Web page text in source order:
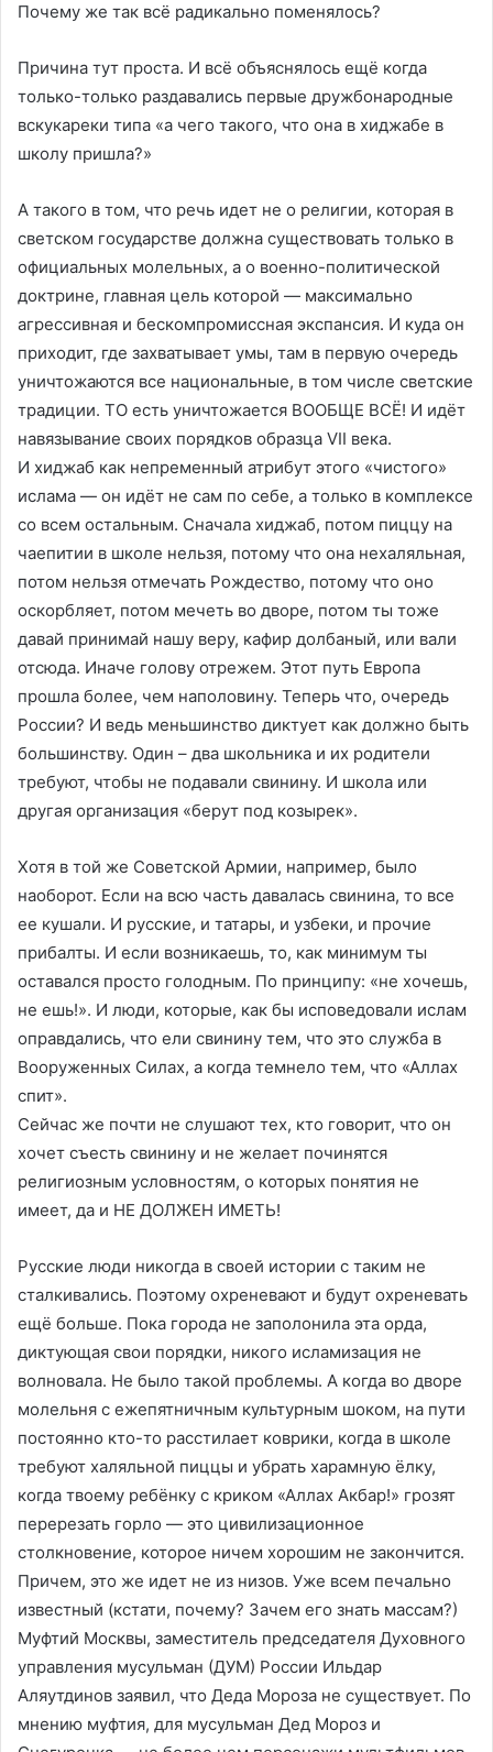
Почему же так всё радикально поменялось?
Причина тут проста. И всё объяснялось ещё когда
только-только раздавались первые дружбонародные
вскукареки типа «а чего такого, что она в хиджабе в
школу пришла?»
А такого в том, что речь идет не о религии, которая в
светском государстве должна существовать только в
официальных молельных, а о военно-политической
доктрине, главная цель которой — максимально
агрессивная и бескомпромиссная экспансия. И куда он
приходит, где захватывает умы, там в первую очередь
уничтожаются все национальные, в том числе светские
традиции. ТО есть уничтожается ВООБЩЕ ВСЁ! И идёт
навязывание своих порядков образца VII века.
И хиджаб как непременный атрибут этого «чистого»
ислама — он идёт не сам по себе, а только в комплексе
со всем остальным. Сначала хиджаб, потом пиццу на
чаепитии в школе нельзя, потому что она нехаляльная,
потом нельзя отмечать Рождество, потому что оно
оскорбляет, потом мечеть во дворе, потом ты тоже
давай принимай нашу веру, кафир долбаный, или вали
отсюда. Иначе голову отрежем. Этот путь Европа
прошла более, чем наполовину. Теперь что, очередь
России? И ведь меньшинство диктует как должно быть
большинству. Один – два школьника и их родители
требуют, чтобы не подавали свинину. И школа или
другая организация «берут под козырек».
Хотя в той же Советской Армии, например, было
наоборот. Если на всю часть давалась свинина, то все
ее кушали. И русские, и татары, и узбеки, и прочие
прибалты. И если возникаешь, то, как минимум ты
оставался просто голодным. По принципу: «не хочешь,
не ешь!». И люди, которые, как бы исповедовали ислам
оправдались, что ели свинину тем, что это служба в
Вооруженных Силах, а когда темнело тем, что «Аллах
спит».
Сейчас же почти не слушают тех, кто говорит, что он
хочет съесть свинину и не желает починятся
религиозным условностям, о которых понятия не
имеет, да и НЕ ДОЛЖЕН ИМЕТЬ!
Русские люди никогда в своей истории с таким не
сталкивались. Поэтому охреневают и будут охреневать
ещё больше. Пока города не заполонила эта орда,
диктующая свои порядки, никого исламизация не
волновала. Не было такой проблемы. А когда во дворе
молельня с ежепятничным культурным шоком, на пути
постоянно кто-то расстилает коврики, когда в школе
требуют халяльной пиццы и убрать харамную ёлку,
когда твоему ребёнку с криком «Аллах Акбар!» грозят
перерезать горло — это цивилизационное
столкновение, которое ничем хорошим не закончится.
Причем, это же идет не из низов. Уже всем печально
известный (кстати, почему? Зачем его знать массам?)
Муфтий Москвы, заместитель председателя Духовного
управления мусульман (ДУМ) России Ильдар
Аляутдинов заявил, что Деда Мороза не существует. По
мнению муфтия, для мусульман Дед Мороз и